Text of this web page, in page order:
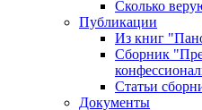
Сколько
Публикации
Из книг
Сборник
Статьи
Документы